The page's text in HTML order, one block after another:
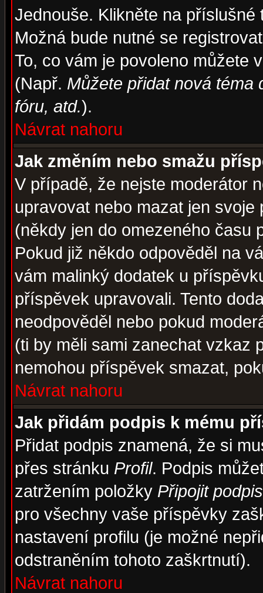
Jednouše. Klikněte na
Možná bude nutné se
To, co vám je povoleno můžete
(Např. Můžete přidat nová téma
fóru, atd.).
Návrat nahoru
Jak změním nebo smažu
V případě, že nejste moderátor
upravovat nebo mazat jen
(někdy jen do omezeného
Pokud již někdo odpověděl na
vám malinký dodatek u
příspěvek upravovali. Tento
neodpověděl nebo pokud
(ti by měli sami zanechat vzkaz
nemohou příspěvek smazat,
Návrat nahoru
Jak přidám podpis k mému
Přidat podpis znamená, že si
přes stránku Profil. Podpis
zatržením položky Připojit podpis
pro všechny vaše příspěvky
nastavení profilu (je možné
odstraněním tohoto zaškrtnutí).
Návrat nahoru